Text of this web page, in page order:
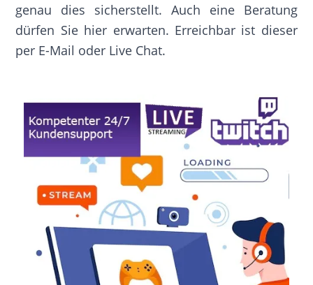
genau dies sicherstellt. Auch eine Beratung
dürfen Sie hier erwarten. Erreichbar ist dieser
per E-Mail oder Live Chat.